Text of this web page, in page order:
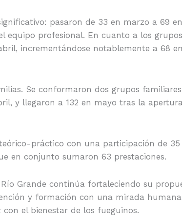
pasaron de 33 en marzo a 69
profesional. En cuanto a los
incrementándose notablemente a 68
Se conformaron dos grupos
y llegaron a 132 en mayo tras la
práctico con una participación de
en conjunto sumaron 63 prestaciones.
Grande continúa fortaleciendo su
y formación con una mirada
el bienestar de los fueguinos.